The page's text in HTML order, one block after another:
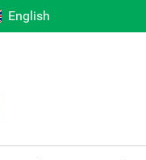
English